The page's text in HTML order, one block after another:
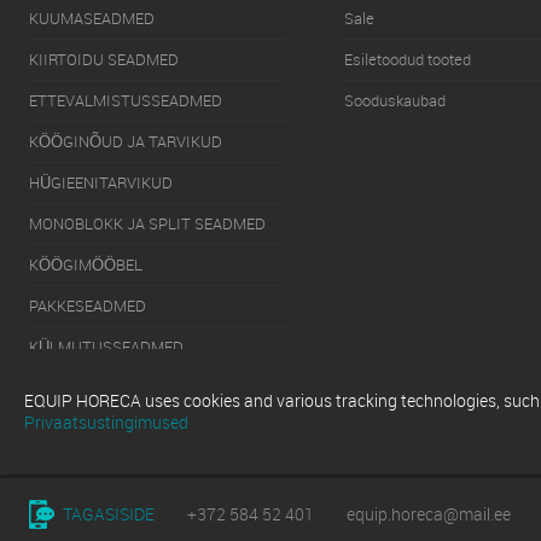
KUUMASEADMED
KIIRTOIDU SEADMED
ETTEVALMISTUSSEADMED
KÖÖGINÕUD JA TARVIKUD
HÜGIEENITARVIKUD
MONOBLOKK JA SPLIT SEADMED
KÖÖGIMÖÖBEL
PAKKESEADMED
KÜLMUTUSSEADMED
NÕUDEPESUMASINAD
Sale
Esiletoodud tooted
Sooduskaubad
TAGASISIDE +372 584 52 401 equip.horeca@mail.ee
EQUIP HORECA uses cookies and various tracking technologies,
Privaatsustingimused